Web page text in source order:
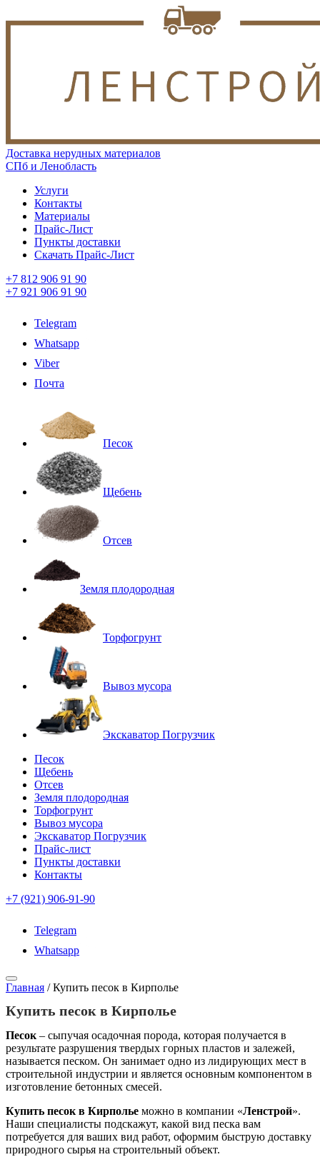
Доставка нерудных материалов
СПб и Ленобласть
Услуги
Контакты
Материалы
Прайс-Лист
Пункты доставки
Скачать Прайс-Лист
+7 812 906 91 90
+7 921 906 91 90
Telegram
Whatsapp
Viber
Почта
Песок
Щебень
Отсев
Земля плодородная
Торфогрунт
Вывоз мусора
Экскаватор Погрузчик
Песок
Щебень
Отсев
Земля плодородная
Торфогрунт
Вывоз мусора
Экскаватор Погрузчик
Прайс-лист
Пункты доставки
Контакты
+7 (921) 906-91-90
Telegram
Whatsapp
Главная /Купить песок в Кирполье
Купить песок в Кирполье
Песок – сыпучая осадочная порода, которая получается в
результате разрушения твердых горных пластов и залежей,
называется песком. Он занимает одно из лидирующих мест в
строительной индустрии и является основным компонентом в
изготовление бетонных смесей.
Купить песок в Кирполье можно в компании «Ленстрой».
Наши специалисты подскажут, какой вид песка вам
потребуется для ваших вид работ, оформим быструю доставку
природного сырья на строительный объект.